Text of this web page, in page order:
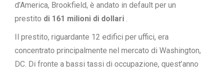
d’America, Brookfield, è andato in default per un
prestito di 161 milioni di dollari .
Il prestito, riguardante 12 edifici per uffici, era
concentrato principalmente nel mercato di Washington,
DC. Di fronte a bassi tassi di occupazione, quest’anno